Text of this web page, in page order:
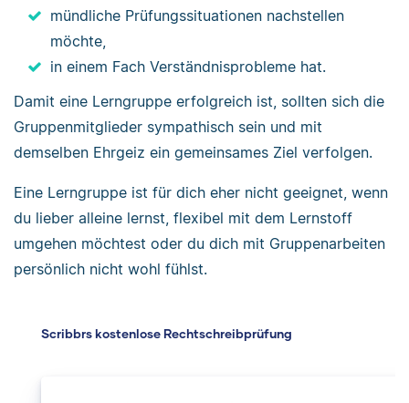
mündliche Prüfungssituationen nachstellen
möchte,
in einem Fach Verständnisprobleme hat.
Damit eine Lerngruppe erfolgreich ist, sollten sich die
Gruppenmitglieder sympathisch sein und mit
demselben Ehrgeiz ein gemeinsames Ziel verfolgen.
Eine Lerngruppe ist für dich eher nicht geeignet, wenn
du lieber alleine lernst, flexibel mit dem Lernstoff
umgehen möchtest oder du dich mit Gruppenarbeiten
persönlich nicht wohl fühlst.
Scribbrs kostenlose Rechtschreibprüfung